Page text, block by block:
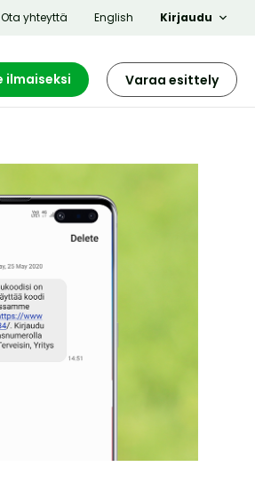
Ota yhteyttä Kirjaudu
English
Varaa esittely
ilmaiseksi